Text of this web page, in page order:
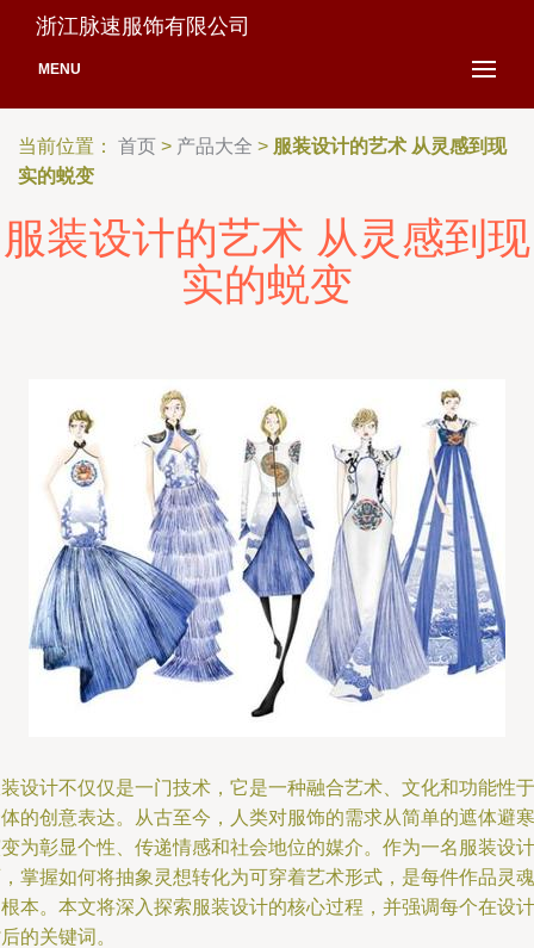
浙江脉速服饰有限公司
MENU
当前位置： 首页 > 产品大全 > 服装设计的艺术 从灵感到现
实的蜕变
服装设计的艺术 从灵感到现
实的蜕变
设计不仅仅是一门技术，它是一种融合艺术、文化和功能性于
的创意表达。从古至今，人类对服饰的需求从简单的遮体避寒
为彰显个性、传递情感和社会地位的媒介。作为一名服装设计
掌握如何将抽象灵想转化为可穿着艺术形式，是每件作品灵魂
本。本文将深入探索服装设计的核心过程，并强调每个在设计
的关键词。